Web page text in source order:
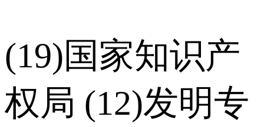
(19)国家知识产
权局 (12)发明专